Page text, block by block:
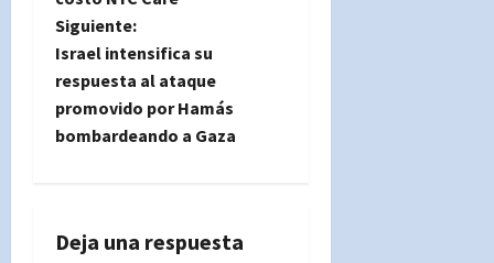
g
a
c
ó
Siguiente:
Israel intensifica su
respuesta al ataque
promovido por Hamás
bombardeando a Gaza
Deja una respuesta